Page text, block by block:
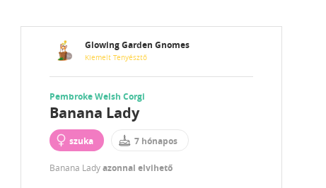
Glowing Garden Gnomes
Kiemelt Tenyésztő
Pembroke Welsh Corgi
Banana Lady
szuka 7 hónapos
Banana Ladyazonnal elvihető